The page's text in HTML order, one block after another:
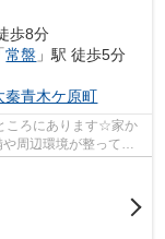
歩8分
「常盤 」駅 徒歩5分
秦青木ケ原町
ころにあります☆家か
周辺環境が整ってい